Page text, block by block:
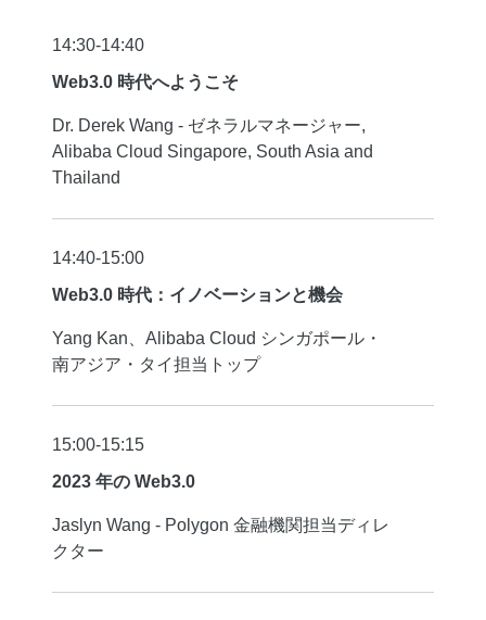
14:30-14:40
Web3.0 時代へようこそ
Dr. Derek Wang - ゼネラルマネージャー,
Alibaba Cloud Singapore, South Asia and
Thailand
14:40-15:00
Web3.0 時代：イノベーションと機会
Yang Kan、Alibaba Cloud シンガポール・
南アジア・タイ担当トップ
15:00-15:15
2023 年の Web3.0
Jaslyn Wang - Polygon 金融機関担当ディレ
クター